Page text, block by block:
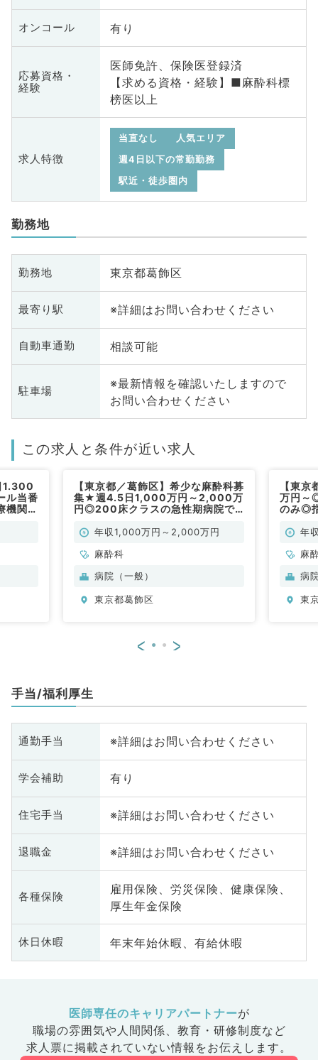
オンコール 有り
応募資格・
経験
医師免許、保険医登録済
【求める資格・経験】■麻酔科標
榜医以上
求人特徴
当直なし
人気エリア
週4日以下の常勤勤務
駅近・徒歩圏内
勤務地
勤務地 東京都葛飾区
最寄り駅 ※詳細はお問い合わせください
自動車通勤 相談可能
駐車場
※最新情報を確認いたしますので
お問い合わせください
この求人と条件が近い求人
1.300
ル当番
機関～
【東京都／葛飾区】希少な麻酔科募
集★週4.5日1,000万円～2,000万
円◎200床クラスの急性期病院で
勤便利！（麻酔科／常勤）
年収1,000万円～2,000万円
麻酔科
病院（一般）
東京都葛飾区
【東
万円～
のみ◎
ープ年
麻
病
東
< >
手当/福利厚生
通勤手当 ※詳細はお問い合わせください
学会補助 有り
住宅手当 ※詳細はお問い合わせください
退職金 ※詳細はお問い合わせください
各種保険
雇用保険、労災保険、健康保険、
厚生年金保険
休日休暇 年末年始休暇、有給休暇
医師専任のキャリアパートナーが
職場の雰囲気や人間関係、 教育・研修制度など
求人票に掲載されていない情報をお伝えします。